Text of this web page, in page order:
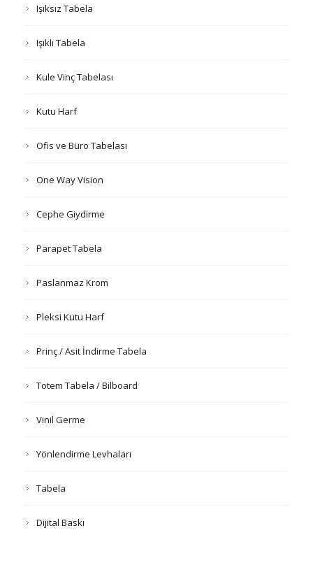
Işıksız Tabela
Işıklı Tabela
Kule Vinç Tabelası
Kutu Harf
Ofis ve Büro Tabelası
One Way Vision
Cephe Giydirme
Parapet Tabela
Paslanmaz Krom
Pleksi Kutu Harf
Prinç / Asit İndirme Tabela
Totem Tabela / Bilboard
Vinil Germe
Yönlendirme Levhaları
Tabela
Dijital Baskı